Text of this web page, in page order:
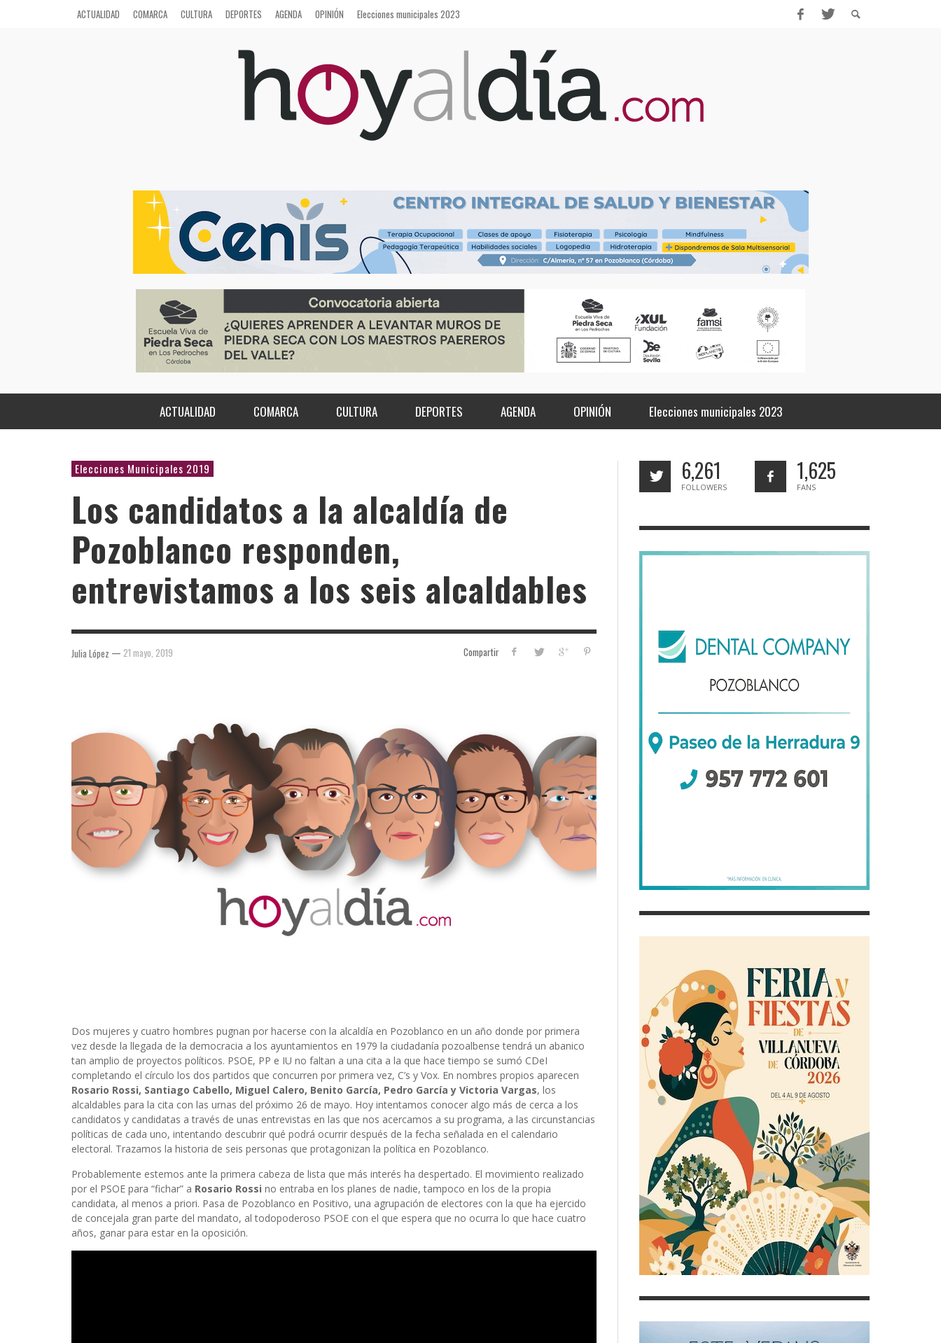
ACTUALIDAD COMARCA CULTURA DEPORTES AGENDA OPINIÓN Elecciones municipales 2023
ACTUALIDAD COMARCA CULTURA DEPORTES AGENDA OPINIÓN Elecciones municipales 2023
Elecciones Municipales 2019
Los candidatos a la alcaldía de
Pozoblanco responden,
entrevistamos a los seis alcaldables
Compartir
Julia López — 21 mayo, 2019
Dos mujeres y cuatro hombres pugnan por hacerse con la alcaldía en Pozoblanco en un año donde por primera
vez desde la llegada de la democracia a los ayuntamientos en 1979 la ciudadanía pozoalbense tendrá un abanico
tan amplio de proyectos políticos. PSOE, PP e IU no faltan a una cita a la que hace tiempo se sumó CDeI
completando el círculo los dos partidos que concurren por primera vez, C’s y Vox. En nombres propios aparecen
Rosario Rossi, Santiago Cabello, Miguel Calero, Benito García, Pedro García y Victoria Vargas, los
alcaldables para la cita con las urnas del próximo 26 de mayo. Hoy intentamos conocer algo más de cerca a los
candidatos y candidatas a través de unas entrevistas en las que nos acercamos a su programa, a las circunstancias
políticas de cada uno, intentando descubrir qué podrá ocurrir después de la fecha señalada en el calendario
electoral. Trazamos la historia de seis personas que protagonizan la política en Pozoblanco.
Probablemente estemos ante la primera cabeza de lista que más interés ha despertado. El movimiento realizado
por el PSOE para “fichar” a Rosario Rossi no entraba en los planes de nadie, tampoco en los de la propia
candidata, al menos a priori. Pasa de Pozoblanco en Positivo, una agrupación de electores con la que ha ejercido
de concejala gran parte del mandato, al todopoderoso PSOE con el que espera que no ocurra lo que hace cuatro
años, ganar para estar en la oposición.
6,261
FOLLOWERS
1,625
FANS